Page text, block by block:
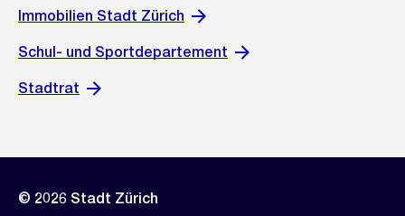
Immobilien Stadt Zürich
Schul- und Sportdepartement
Stadtrat
© 2026 Stadt Zürich